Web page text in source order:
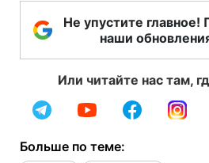
Не упустите
наши
Или читайте нас там,
Больше по теме: